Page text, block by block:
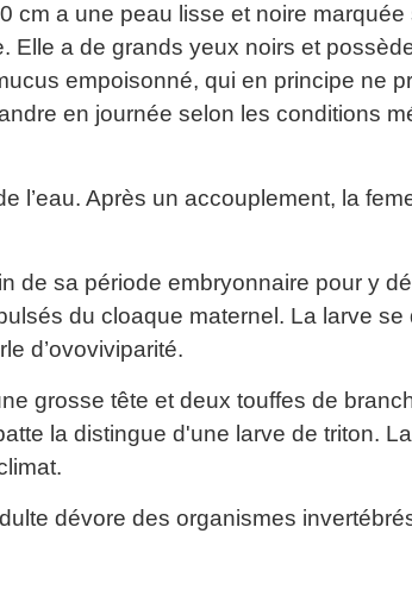
cm a une peau lisse et noire
Elle a de grands yeux noirs et
empoisonné, qui en principe ne
en journée selon les conditions
l’eau. Après un accouplement, la
de sa période embryonnaire pour y
du cloaque maternel. La larve se
d’ovoviviparité.
grosse tête et deux touffes de
la distingue d'une larve de triton.
dévore des organismes